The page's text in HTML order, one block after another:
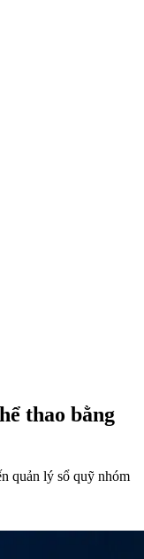
thao bằng
quản lý sổ quỹ nhóm